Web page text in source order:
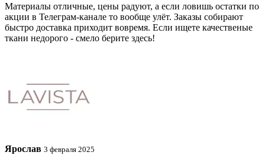
Материалы отличные, цены радуют, а если ловишь остатки по
акции в Телеграм-канале то вообще улёт. Заказы собирают
быстро доставка приходит вовремя. Если ищете качественые
ткани недорого - смело берите здесь!
Ярослав 3 февраля 2025